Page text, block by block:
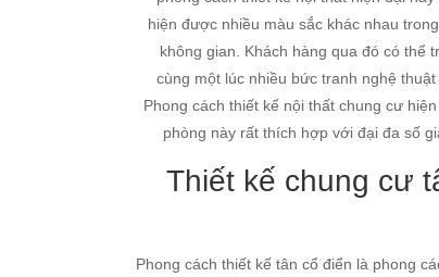
hiện được nhiều màu sắc khác nhau
không gian. Khách hàng qua đó có thể
cùng một lúc nhiều bức tranh nghệ thuật
Phong cách thiết kế nội thất chung cư
phòng này rất thích hợp với đại đa số
Thiết kế chung cư
Phong cách thiết kế tân cổ điển là phong